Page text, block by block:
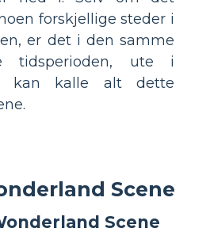
forskjellige steder i
er det i den samme
tidsperioden, ute i
kan kalle alt dette
Scene